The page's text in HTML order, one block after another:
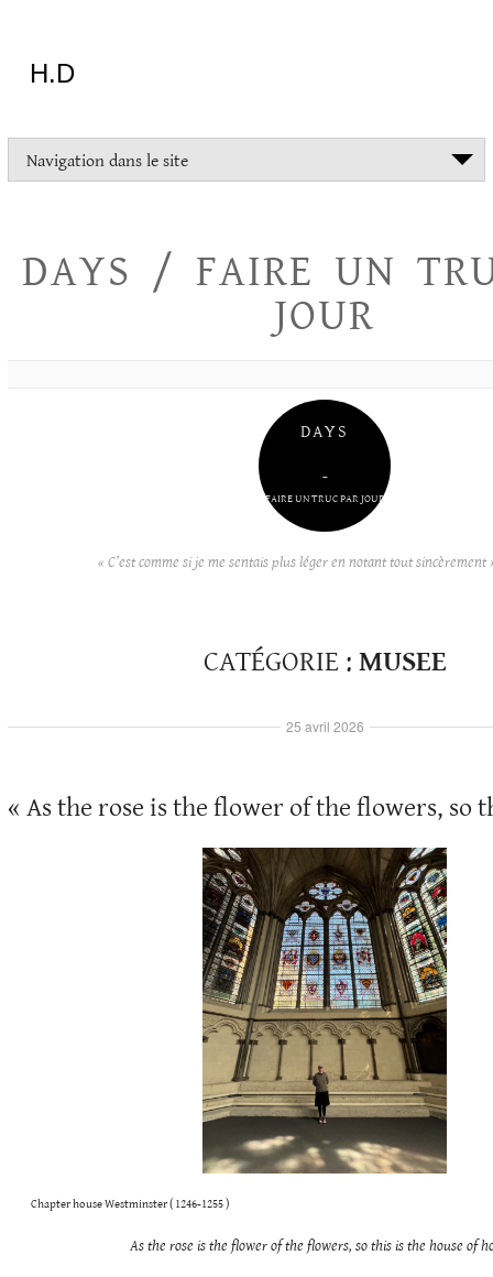
H.D
tout
essayer
Navigation dans le site
DAYS / FAIRE UN
JOUR
DAYS
–
FAIRE UN TRUC PAR JOUR
« C’est comme si je me sentais plus léger en notant tout sincèrement
CATÉGORIE : MUSEE
« As the rose is the flower of the flowers, so
Chapter house Westminster ( 1246-1255 )
As the rose is the flower of the flowers, so this is the house of
25 avril 2026